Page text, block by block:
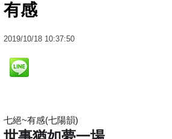
有感
2019/10/18 10:37:50
七絕~有感(七陽韻)